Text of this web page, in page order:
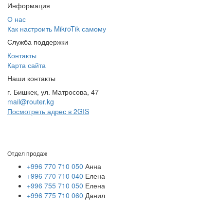
Информация
О нас
Как настроить MikroTik самому
Служба поддержки
Контакты
Карта сайта
Наши контакты
г. Бишкек, ул. Матросова, 47
mail@router.kg
Посмотреть адрес в 2GIS
Отдел продаж
+996 770 710 050 Анна
+996 770 710 040 Елена
+996 755 710 050 Елена
+996 775 710 060 Данил